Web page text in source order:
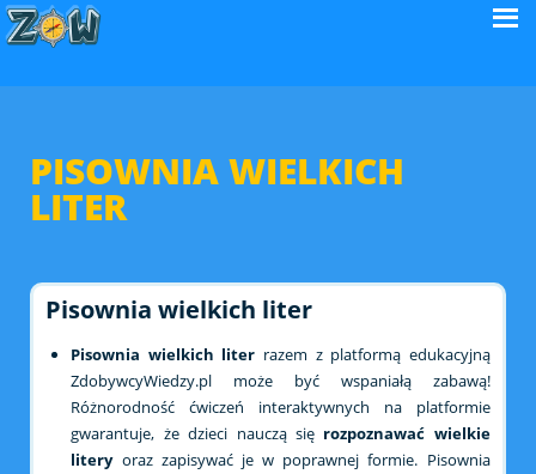
PISOWNIA WIELKICH
LITER
Pisownia wielkich liter
Pisownia wielkich liter razem z platformą edukacyjną
ZdobywcyWiedzy.pl może być wspaniałą zabawą!
Różnorodność ćwiczeń interaktywnych na platformie
gwarantuje, że dzieci nauczą się rozpoznawać wielkie
literyoraz zapisywać je w poprawnej formie. Pisownia